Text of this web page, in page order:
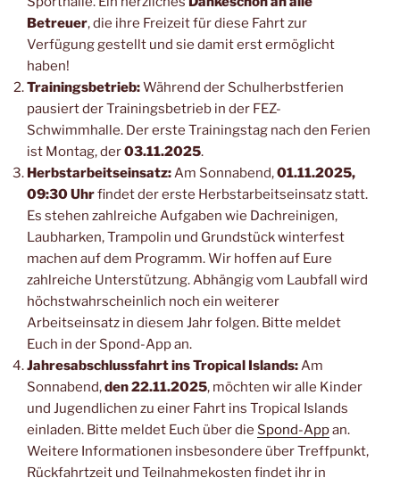
Betreuer, die ihre Freizeit für diese Fahrt zur
Verfügung gestellt und sie damit erst ermöglicht
haben!
Trainingsbetrieb:Während der Schulherbstferien
pausiert der Trainingsbetrieb in der FEZ-
Schwimmhalle. Der erste Trainingstag nach den Ferien
ist Montag, der03.11.2025.
Herbstarbeitseinsatz:Am Sonnabend,01.11.2025,
09:30 Uhrfindet der erste Herbstarbeitseinsatz statt.
Es stehen zahlreiche Aufgaben wie Dachreinigen,
Laubharken, Trampolin und Grundstück winterfest
machen auf dem Programm. Wir hoffen auf Eure
zahlreiche Unterstützung. Abhängig vom Laubfall wird
höchstwahrscheinlich noch ein weiterer
Arbeitseinsatz in diesem Jahr folgen. Bitte meldet
Euch in der Spond-App an.
Jahresabschlussfahrt ins Tropical Islands:Am
Sonnabend,den 22.11.2025, möchten wir alle Kinder
und Jugendlichen zu einer Fahrt ins Tropical Islands
einladen. Bitte meldet Euch über die Spond-Appan.
Weitere Informationen insbesondere über Treffpunkt,
Rückfahrtzeit und Teilnahmekosten findet ihr in